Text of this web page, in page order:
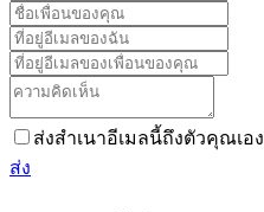
ส่งสำเนาอีเมลนี้ถึงตัวคุณเอง
ส่ง